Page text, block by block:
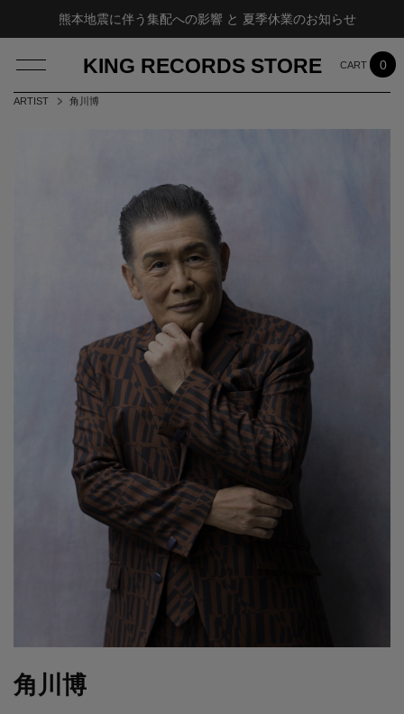
熊本地震に伴う集配への影響 と 夏季休業のお知らせ
KING RECORDS STORE 0
ARTIST 角川博
角川博